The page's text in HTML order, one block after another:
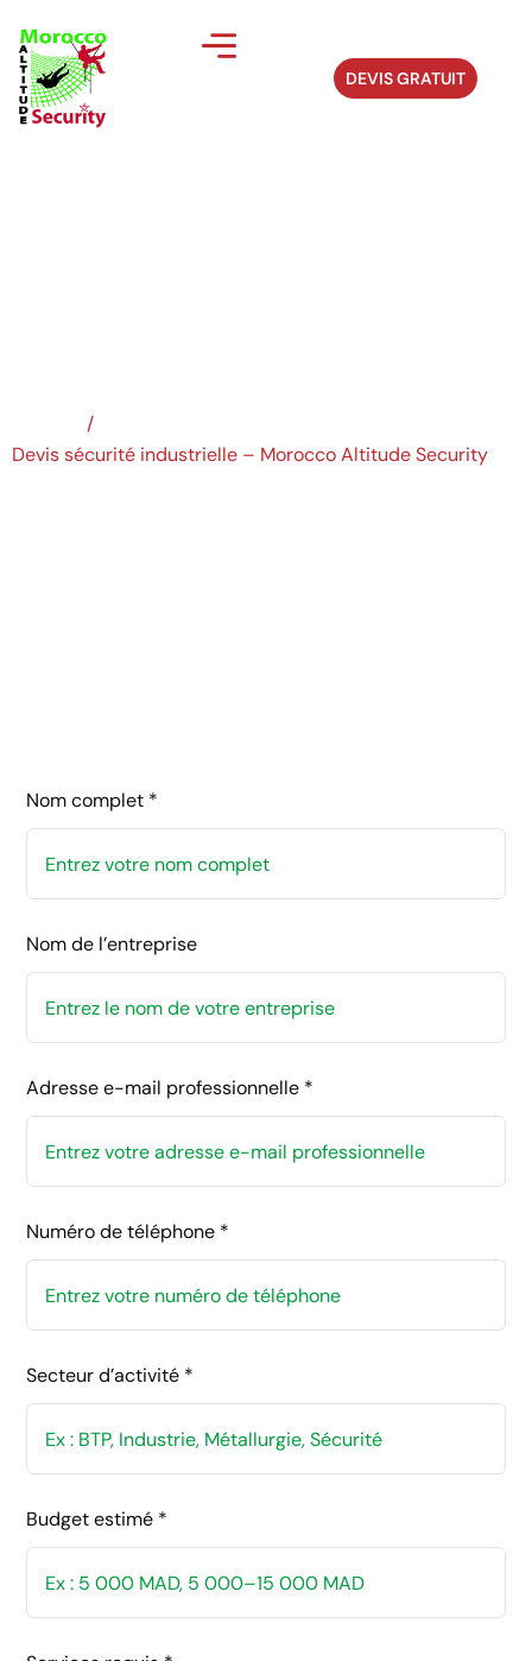
DEVIS GRATUIT
/
Devis sécurité industrielle – Morocco Altitude Security
Nom complet *
Nom de l’entreprise
Adresse e-mail professionnelle *
Numéro de téléphone *
Secteur d’activité *
Budget estimé *